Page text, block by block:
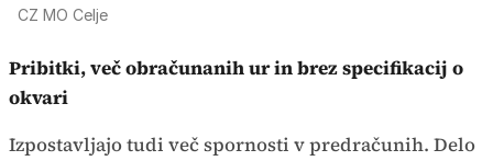
CZ MO Celje
Pribitki, več obračunanih ur in brez specifikacij o
okvari
Izpostavljajo tudi več spornosti v predračunih. Delo